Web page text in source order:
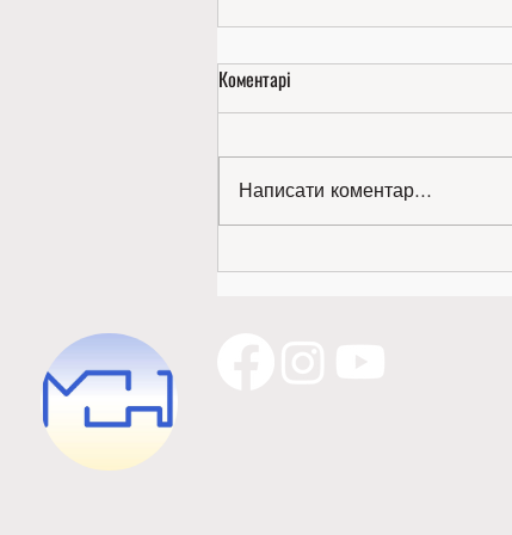
Золото міжнародної виставки —
Коментарі
Написати коментар...